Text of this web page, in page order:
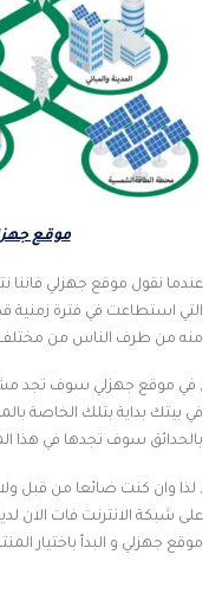
موقع
عندما نقول موقع جهزلي فاننا
التي استطاعت في فترة زمنية
منه من طرف الناس من مختلف
, في موقع جهزلي سوف تجد
في بيتك بداية بتلك الخاصة
بالحدائق سوف تجدها في هذا
, لذا وان كنت ضائعا من قبل
على شبكة الانترنت فات الان
موقع جهزلي و البدأ باختيار